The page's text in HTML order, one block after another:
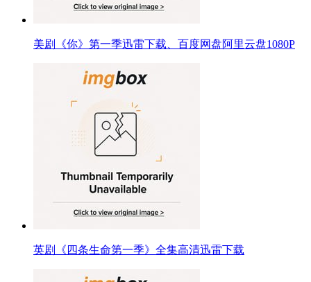
美剧《你》第一季迅雷下载、百度网盘阿里云盘1080P
英剧《四条生命第一季》全集高清迅雷下载